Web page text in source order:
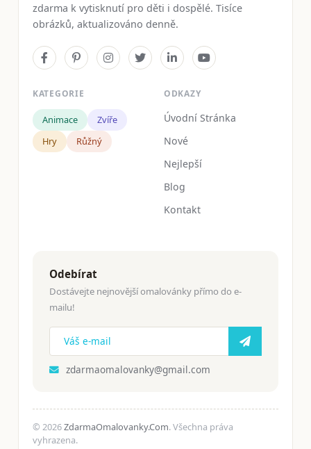
zdarma k vytisknutí pro děti i dospělé. Tisíce
obrázků, aktualizováno denně.
KATEGORIE
Animace
Zvíře
Hry
Růžný
ODKAZY
Úvodní Stránka
Nové
Nejlepší
Blog
Kontakt
Odebírat
Dostávejte nejnovější omalovánky přímo do e-
mailu!
zdarmaomalovanky@gmail.com
© 2026ZdarmaOmalovanky.Com. Všechna práva
vyhrazena.